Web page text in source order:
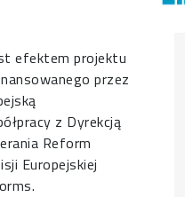
efektem projektu
przez
z Dyrekcją
Reform
Europejskiej